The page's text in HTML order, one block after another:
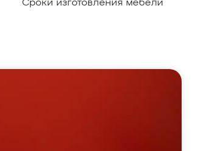
Сроки изготовления мебели